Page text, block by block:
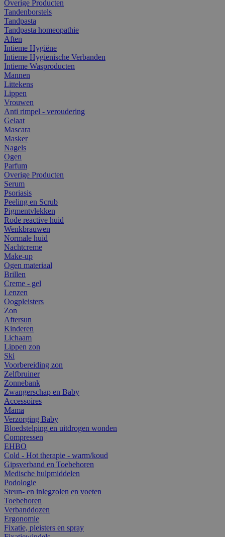
Overige Producten
Tandenborstels
Tandpasta
Tandpasta homeopathie
Aften
Intieme Hygiëne
Intieme Hygienische Verbanden
Intieme Wasproducten
Mannen
Littekens
Lippen
Vrouwen
Anti rimpel - veroudering
Gelaat
Mascara
Masker
Nagels
Ogen
Parfum
Overige Producten
Serum
Psoriasis
Peeling en Scrub
Pigmentvlekken
Rode reactive huid
Wenkbrauwen
Normale huid
Nachtcreme
Make-up
Ogen materiaal
Brillen
Creme - gel
Lenzen
Oogpleisters
Zon
Aftersun
Kinderen
Lichaam
Lippen zon
Ski
Voorbereiding zon
Zelfbruiner
Zonnebank
Zwangerschap en Baby
Accessoires
Mama
Verzorging Baby
Bloedstelping en uitdrogen wonden
Compressen
EHBO
Cold - Hot therapie - warm/koud
Gipsverband en Toebehoren
Medische hulpmiddelen
Podologie
Steun- en inlegzolen en voeten
Toebehoren
Verbanddozen
Ergonomie
Fixatie, pleisters en spray